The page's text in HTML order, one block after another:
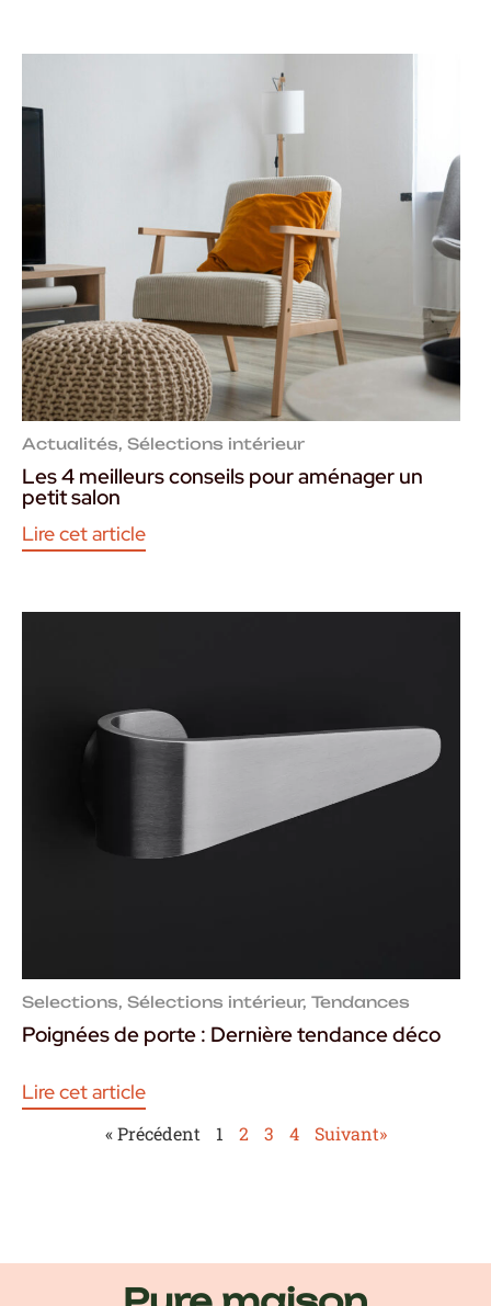
Actualités, Sélections intérieur
Les 4 meilleurs conseils pour aménager un
petit salon
Lire cet article
Selections, Sélections intérieur, Tendances
Poignées de porte : Dernière tendance déco
Lire cet article
« Précédent 1 2 3 4 Suivant»